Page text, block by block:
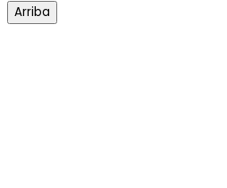
Arriba